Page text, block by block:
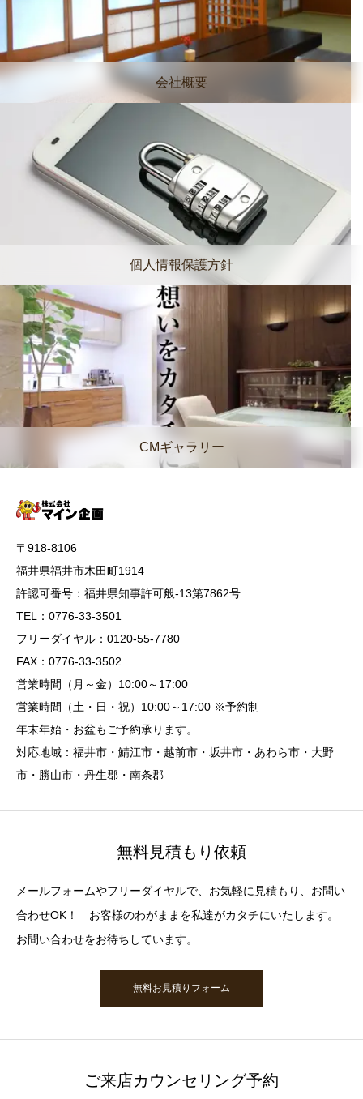
会社概要
個人情報保護方針
CMギャラリー
〒918-8106
福井県福井市木田町1914
許認可番号：福井県知事許可般-13第7862号
TEL：0776-33-3501
フリーダイヤル：0120-55-7780
FAX：0776-33-3502
営業時間（月～金）10:00～17:00
営業時間（土・日・祝）10:00～17:00 ※予約制
年末年始・お盆もご予約承ります。
対応地域：福井市・鯖江市・越前市・坂井市・あわら市・大野
市・勝山市・丹生郡・南条郡
無料見積もり依頼
メールフォームやフリーダイヤルで、お気軽に見積もり、お問い
合わせOK！ お客様のわがままを私達がカタチにいたします。
お問い合わせをお待ちしています。
無料お見積りフォーム
ご来店カウンセリング予約